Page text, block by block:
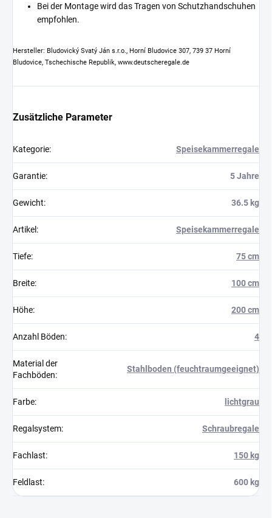
Bei der Montage wird das Tragen von Schutzhandschuhen
empfohlen.
Hersteller: Bludovický Svatý Ján s.r.o., Horní Bludovice 307, 739 37 Horní
Bludovice, Tschechische Republik, www.deutscheregale.de
Zusätzliche Parameter
Kategorie: Speisekammerregale
Garantie: 5 Jahre
Gewicht: 36.5 kg
Artikel : Speisekammerregale
Tiefe: 75 cm
Breite: 100 cm
Höhe: 200 cm
Anzahl Böden: 4
Material der
Fachböden:
Stahlboden (feuchtraumgeeignet)
Farbe: lichtgrau
Regalsystem: Schraubregale
Fachlast: 150 kg
Feldlast: 600 kg